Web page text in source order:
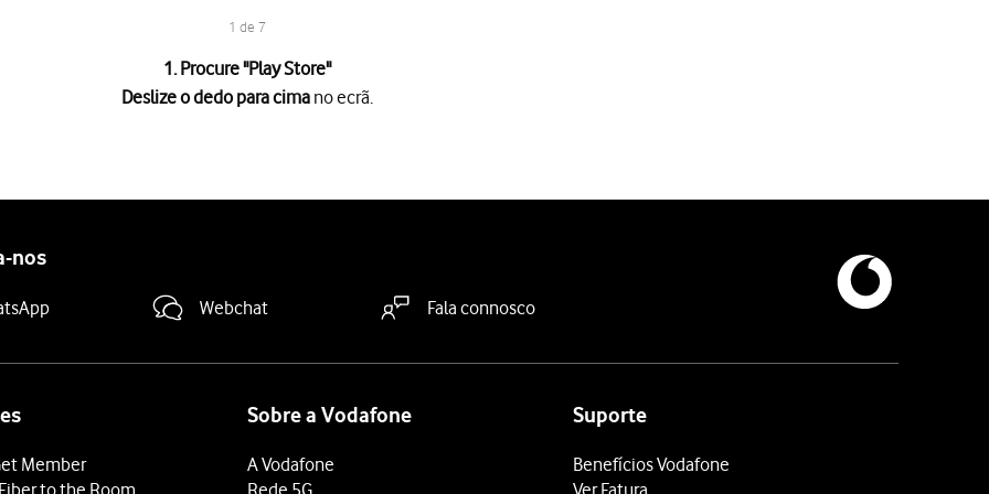
1 de 7
1. Procure "Play Store"
Deslize o dedo para cimano ecrã.
no ecrã para instalar a app.
grátis, prima o preço para instalar a app.
terminar e voltar ao ecrã inicial.
nos
Webchat Fala connosco
Member
to the Room
Sobre a Vodafone
A Vodafone
Rede 5G
Suporte
Benefícios Vodafone
Ver Fatura